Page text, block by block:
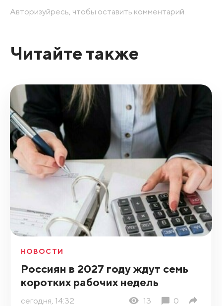
Авторизуйресь, чтобы оставить комментарий.
Читайте также
НОВОСТИ
Россиян в 2027 году ждут семь
коротких рабочих недель
сегодня, 14:32 13 0